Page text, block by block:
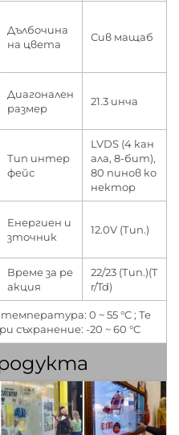
Дълбочина
на цвета
Сив мащаб
Диагонален
размер
21.3 инча
Тип интер
фейс
LVDS (4 кан
ала, 8-бит),
80 пинов ко
нектор
Енергиен и
зточник
12.0V (Тип.)
Време за ре
акция
22/23 (Тип.)(T
r/Td)
0 ~ 55 °C ; Те
съхранение: -20 ~ 60 °C